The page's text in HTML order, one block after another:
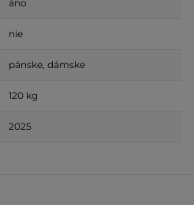
áno
nie
pánske, dámske
120 kg
2025